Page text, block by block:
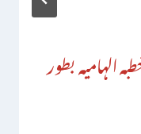
الہامیہ بطور